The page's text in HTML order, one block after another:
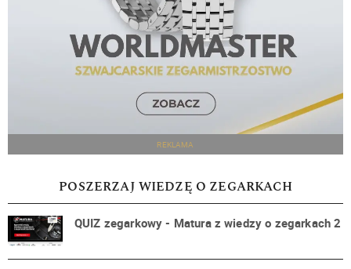
REKLAMA
POSZERZAJ WIEDZĘ O ZEGARKACH
QUIZ zegarkowy - Matura z wiedzy o zegarkach 2